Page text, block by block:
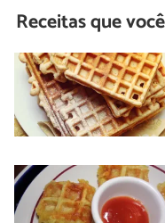
Receitas que